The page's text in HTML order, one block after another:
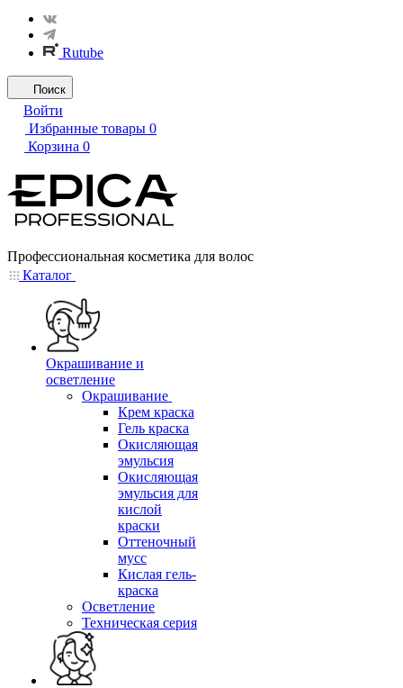
Rutube
Поиск
Войти
Избранные товары 0
Корзина 0
Профессиональная косметика для волос
Каталог
Окрашивание и
осветление
Окрашивание
Крем краска
Гель краска
Окисляющая
эмульсия
Окисляющая
эмульсия для
кислой
краски
Оттеночный
мусс
Кислая гель-
краска
Осветление
Техническая серия